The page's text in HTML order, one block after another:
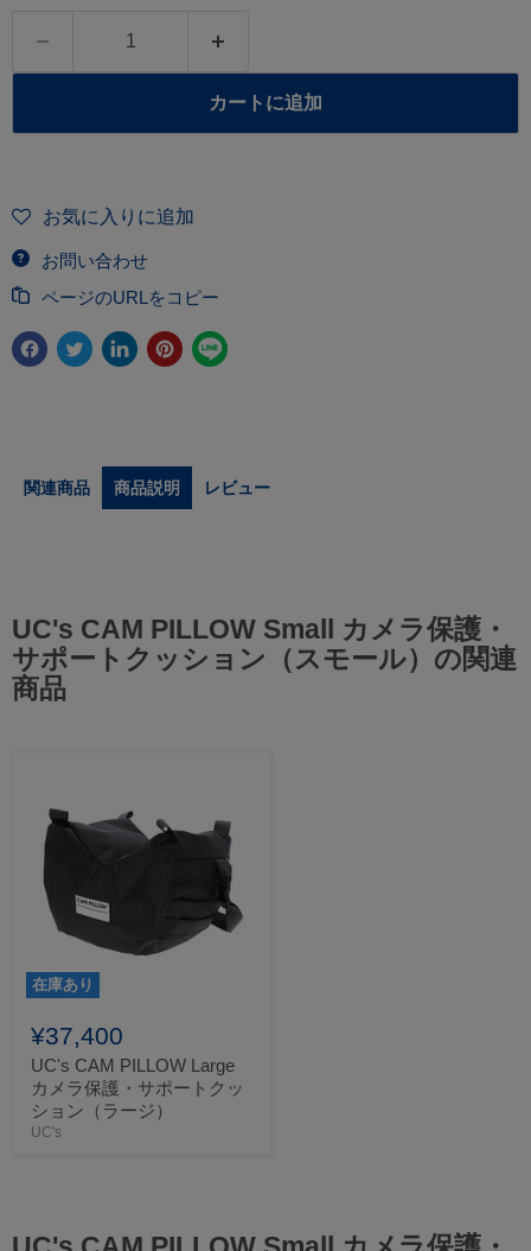
カートに追加
お気に入りに追加
お問い合わせ
ページのURLをコピー
関連商品 商品説明 レビュー
UC's CAM PILLOW Small カメラ保護・
サポートクッション（スモール）の関連
商品
在庫あり
¥37,400
UC's CAM PILLOW Large
カメラ保護・サポートクッ
ション（ラージ）
UC's